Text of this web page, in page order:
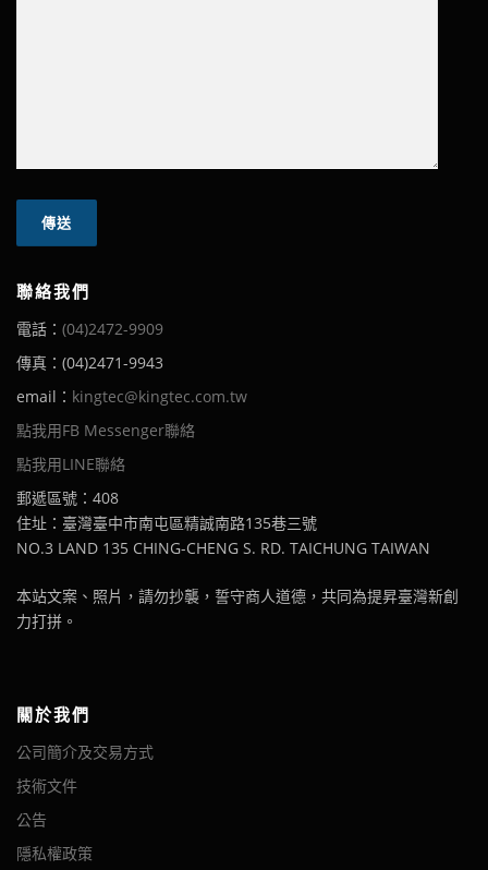
聯絡我們
電話： (04)2472-9909
傳真：(04)2471-9943
email： kingtec@kingtec.com.tw
點我用FB Messenger聯絡
點我用LINE聯絡
郵遞區號：408
住址：臺灣臺中市南屯區精誠南路135巷三號
NO.3 LAND 135 CHING-CHENG S. RD. TAICHUNG TAIWAN
本站文案、照片，請勿抄襲，誓守商人道德，共同為提昇臺灣新創
力打拼。
關於我們
公司簡介及交易方式
技術文件
公告
隱私權政策